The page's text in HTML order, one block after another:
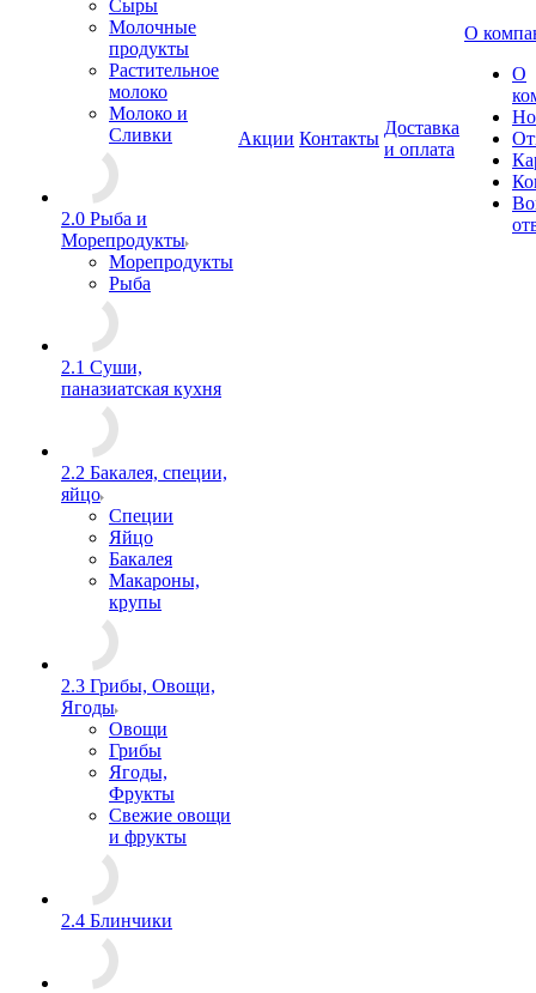
Сыры
Молочные
продукты
Растительное
молоко
Молоко и
Сливки
2.0 Рыба и
Морепродукты
Морепродукты
Рыба
2.1 Суши,
паназиатская кухня
2.2 Бакалея, специи,
яйцо
Специи
Яйцо
Бакалея
Макароны,
крупы
2.3 Грибы, Овощи,
Ягоды
Овощи
Грибы
Ягоды,
Фрукты
Свежие овощи
и фрукты
2.4 Блинчики
Акции Контакты
Доставка
и оплата
О
О